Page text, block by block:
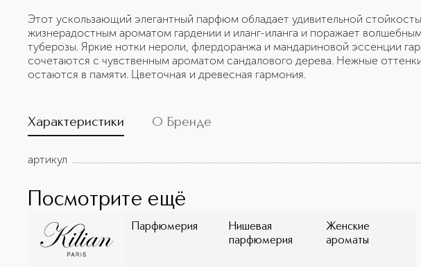
Этот ускользающий элегантный парфюм обладает удивительной
жизнерадостным ароматом гардении и иланг-иланга и поражает
туберозы. Яркие нотки нероли, флердоранжа и мандариновой эссенции
сочетаются с чувственным ароматом сандалового дерева. Нежные
остаются в памяти. Цветочная и древесная гармония.
Характеристики О Бренде
артикул
Посмотрите ещё
Парфюмерия
Нишевая
парфюмерия
Женские
ароматы